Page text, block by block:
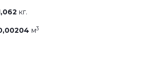
кг.
м3